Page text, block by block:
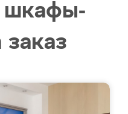
шкафы-
заказ